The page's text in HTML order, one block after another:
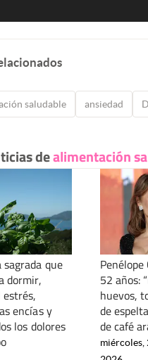
saludable ansiedad
dealimentación
sagrada que
dormir,
estrés,
encías y
los dolores
Penélope
52 años:
huevos,
de
de café
miércoles,